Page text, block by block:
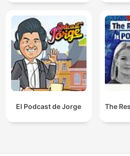
El Podcast de Jorge The